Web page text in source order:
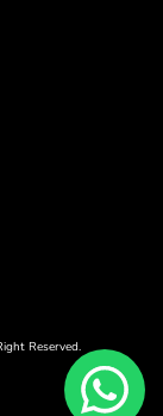
Reserved.